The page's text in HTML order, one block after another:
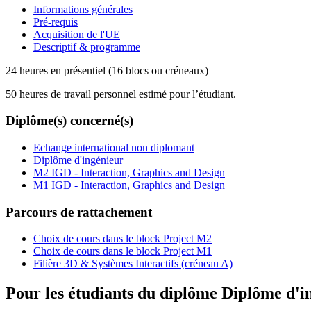
Informations générales
Pré-requis
Acquisition de l'UE
Descriptif & programme
24 heures en présentiel (16 blocs ou créneaux)
50 heures de travail personnel estimé pour l’étudiant.
Diplôme(s) concerné(s)
Echange international non diplomant
Diplôme d'ingénieur
M2 IGD - Interaction, Graphics and Design
M1 IGD - Interaction, Graphics and Design
Parcours de rattachement
Choix de cours dans le block Project M2
Choix de cours dans le block Project M1
Filière 3D & Systèmes Interactifs (créneau A)
Pour les étudiants du diplôme Diplôme